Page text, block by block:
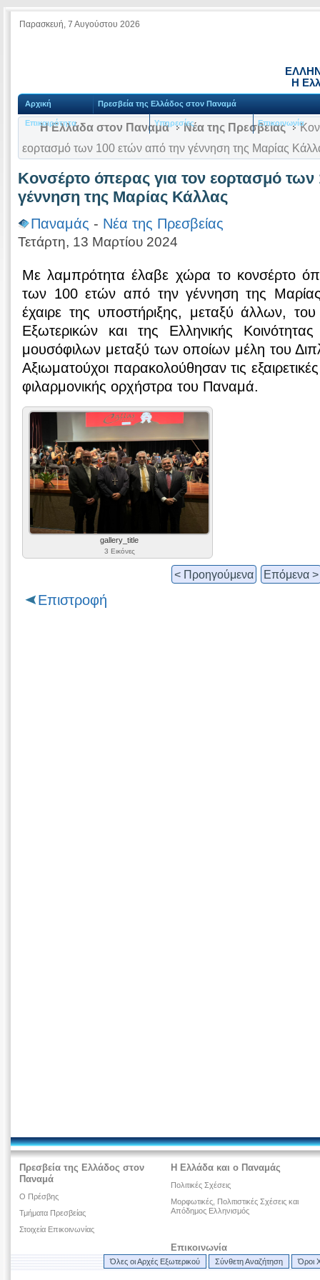
Παρασκευή, 7 Αυγούστου 2026
Η
Αρχική Πρεσβεία της Ελλάδος στον Παναμά
Επικαιρότητα Υπηρεσίες Επικοινωνία
Η Ελλάδα στον Παναμά Νέα της Πρεσβείας
εορτασμό των 100 ετών από την γέννηση της Μαρίας
Kονσέρτο όπερας για τον εορτασμό
γέννηση της Μαρίας Κάλλας
Παναμάς - Νέα της Πρεσβείας
Τετάρτη, 13 Μαρτίου 2024
Με λαμπρότητα έλαβε χώρα το κονσέρτο
των 100 ετών από την γέννηση της
έχαιρε της υποστήριξης, μεταξύ άλλων,
Εξωτερικών και της Ελληνικής
μουσόφιλων μεταξύ των οποίων μέλη του
Αξιωματούχοι παρακολούθησαν τις
φιλαρμονικής ορχήστρα του Παναμά.
gallery_title
3 Εικόνες
< Προηγούμενα Επόμενα >
Επιστροφή
Πρεσβεία της Ελλάδος στον
Παναμά
Ο Πρέσβης
Τμήματα Πρεσβείας
Στοιχεία Επικοινωνίας
Η Ελλάδα και ο Παναμάς
Πολιτικές Σχέσεις
Μορφωτικές, Πολιτιστικές Σχέσεις και
Απόδημος Ελληνισμός
Επικοινωνία
Όλες οι Αρχές Εξωτερικού Σύνθετη Αναζήτηση Όροι